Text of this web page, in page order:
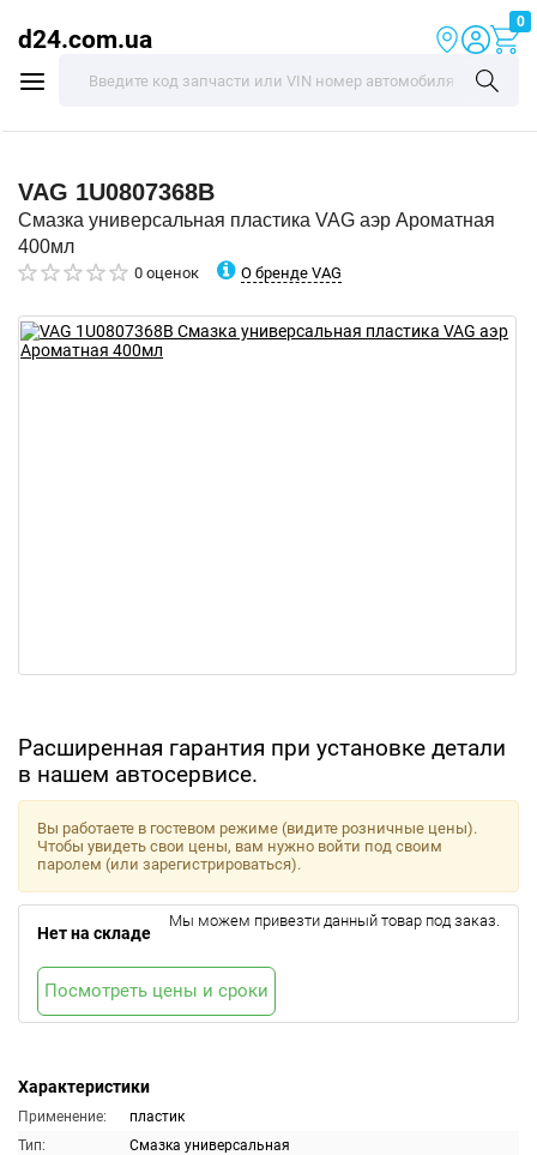
d24.com.ua
0
VAG 1U0807368B
Смазка универсальная пластика VAG аэр Ароматная
400мл
0 оценок О бренде VAG
Расширенная гарантия при установке детали
в нашем автосервисе.
Характеристики
Применение:
пластик
Тип:
Смазка универсальная
Вы работаете в гостевом режиме (видите розничные цены).
Чтобы увидеть свои цены, вам нужно войти под своим
паролем (или зарегистрироваться).
Нет на складе
Мы можем привезти данный товар под заказ.
Посмотреть цены и сроки